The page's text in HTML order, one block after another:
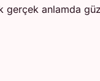
gerçek anlamda